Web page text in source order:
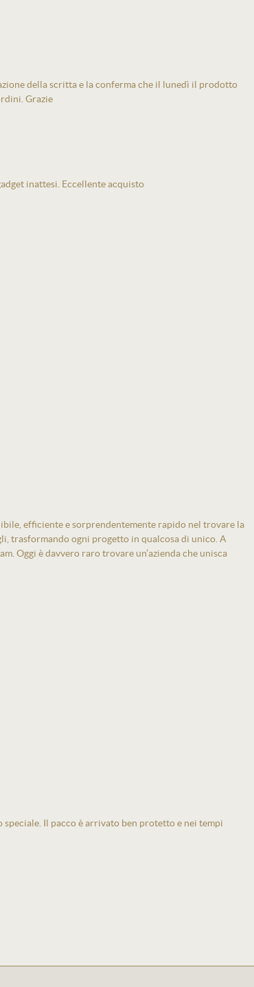
della scritta e la conferma che il lunedì il prodotto
Grazie
inattesi. Eccellente acquisto
efficiente e sorprendentemente rapido nel trovare la
trasformando ogni progetto in qualcosa di unico. A
Oggi è davvero raro trovare un’azienda che unisca
Il pacco è arrivato ben protetto e nei tempi